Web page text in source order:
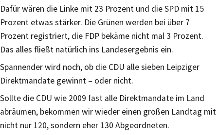
Dafür wären die Linke mit 23 Prozent und die SPD mit 15
Prozent etwas stärker. Die Grünen werden bei über 7
Prozent registriert, die FDP bekäme nicht mal 3 Prozent.
Das alles fließt natürlich ins Landesergebnis ein.
Spannender wird noch, ob die CDU alle sieben Leipziger
Direktmandate gewinnt – oder nicht.
Sollte die CDU wie 2009 fast alle Direktmandate im Land
abräumen, bekommen wir wieder einen großen Landtag mit
nicht nur 120, sondern eher 130 Abgeordneten.